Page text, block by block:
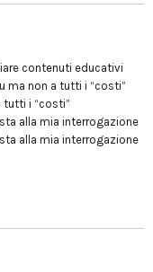
contenuti educativi
ma non a tutti i “costi”
tutti i “costi”
alla mia interrogazione
alla mia interrogazione